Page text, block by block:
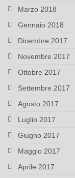
Marzo 2018
Gennaio 2018
Dicembre 2017
Novembre 2017
Ottobre 2017
Settembre 2017
Agosto 2017
Luglio 2017
Giugno 2017
Maggio 2017
Aprile 2017